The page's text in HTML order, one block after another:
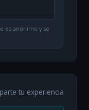
es anónimo y se
tu experiencia